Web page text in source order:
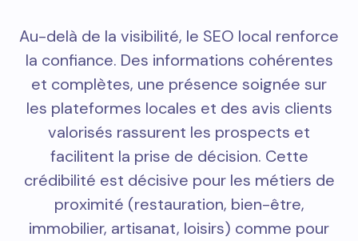
Au-delà de la visibilité, le SEO local renforce
la confiance. Des informations cohérentes
et complètes, une présence soignée sur
les plateformes locales et des avis clients
valorisés rassurent les prospects et
facilitent la prise de décision. Cette
crédibilité est décisive pour les métiers de
proximité (restauration, bien-être,
immobilier, artisanat, loisirs) comme pour